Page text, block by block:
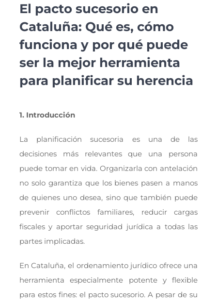
El pacto sucesorio en
Cataluña: Qué es, cómo
funciona y por qué puede
ser la mejor herramienta
para planificar su herencia
1. Introducción
La planificación sucesoria es una de las
decisiones más relevantes que una persona
puede tomar en vida. Organizarla con antelación
no solo garantiza que los bienes pasen a manos
de quienes uno desea, sino que también puede
prevenir conflictos familiares, reducir cargas
fiscales y aportar seguridad jurídica a todas las
partes implicadas.
En Cataluña, el ordenamiento jurídico ofrece una
herramienta especialmente potente y flexible
para estos fines: el pacto sucesorio. A pesar de su